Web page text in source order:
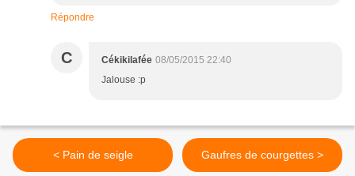
Répondre
C Cékikilafée 08/05/2015 22:40
Jalouse :p
< Pain de seigle Gaufres de courgettes >